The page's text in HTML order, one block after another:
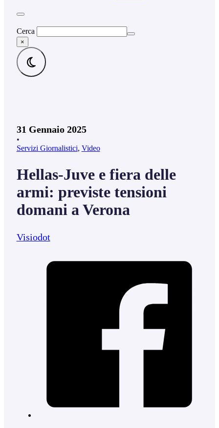
Cerca
×
31 Gennaio 2025
•
Servizi Giornalistici, Video
Hellas-Juve e fiera delle
armi: previste tensioni
domani a Verona
Visiodot